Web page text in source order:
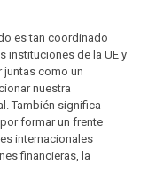
es tan coordinado
instituciones de la UE y
juntas como un
nuestra
También significa
formar un frente
internacionales
financieras, la